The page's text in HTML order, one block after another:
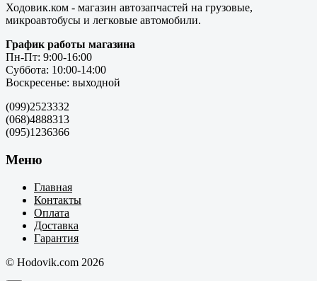
Ходовик.ком - магазин автозапчастей на грузовые,
микроавтобусы и легковые автомобили.
График работы магазина
Пн-Пт: 9:00-16:00
Суббота: 10:00-14:00
Воскресенье: выходной
(099)2523332
(068)4888313
(095)1236366
Меню
Главная
Контакты
Оплата
Доставка
Гарантия
© Hodovik.com 2026